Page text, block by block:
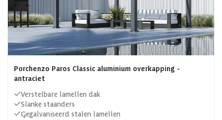
Porchenzo Paros Classic aluminium overkapping -
antraciet
Verstelbare lamellen dak
Slanke staanders
Gegalvaniseerd stalen lamellen